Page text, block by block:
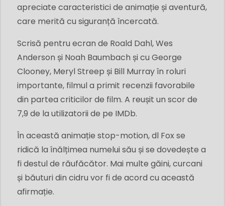
apreciate caracteristici de animație și aventură,
care merită cu siguranță încercată.
Scrisă pentru ecran de Roald Dahl, Wes
Anderson și Noah Baumbach și cu George
Clooney, Meryl Streep și Bill Murray în roluri
importante, filmul a primit recenzii favorabile
din partea criticilor de film. A reușit un scor de
7,9 de la utilizatorii de pe IMDb.
În această animație stop-motion, dl Fox se
ridică la înălțimea numelui său și se dovedește a
fi destul de răufăcător. Mai multe găini, curcani
și băuturi din cidru vor fi de acord cu această
afirmație.